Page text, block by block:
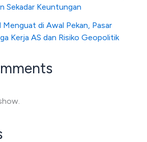
Sekadar Keuntungan
Menguat di Awal Pekan, Pasar
Kerja AS dan Risiko Geopolitik